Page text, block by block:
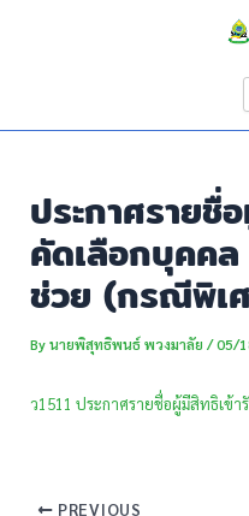
ประกาศรายชื่
คัดเลือกบุคค
ช่วย (กรณีพิเ
Byนายพิสุทธิพนธ์ พวงมาลัย/05/
ว1511 ประกาศรายชื่อผู้มีสิทธิเข้า
PREVIOUS